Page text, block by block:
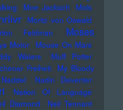
Moe Jacksch
Mois
Moritz von Oswald
Feldman
Moses
Motor
Mouse On Mars
Waters
Muff Potter
Freiheit
My Bloody
Naddel Nadin Deventer
Nation Of Language
Diamond Neil Tennant